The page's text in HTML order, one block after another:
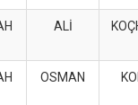
ALİ
OSMAN